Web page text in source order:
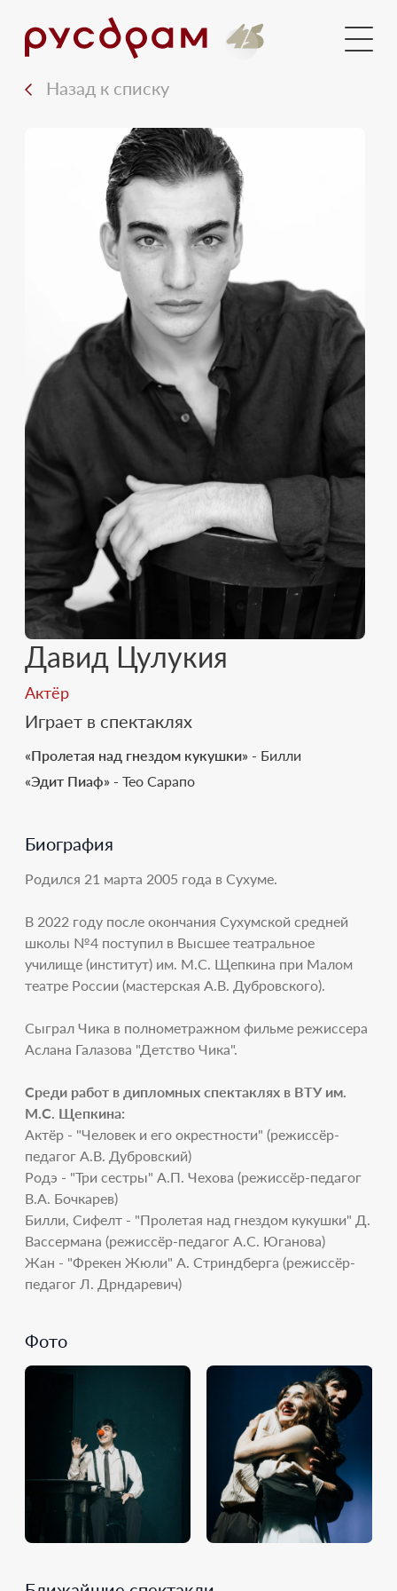
Новости
Документы
Медиа
Контакты
Назад к списку
Давид Цулукия
Актёр
Играет в спектаклях
«Пролетая над гнездом кукушки» - Билли
«Эдит Пиаф» - Тео Сарапо
Биография
Родился 21 марта 2005 года в Сухуме.
В 2022 году после окончания Сухумской средней
школы №4 поступил в Высшее театральное
училище (институт) им. М.С. Щепкина при Малом
театре России (мастерская А.В. Дубровского).
Сыграл Чика в полнометражном фильме режиссера
Аслана Галазова "Детство Чика".
Среди работ в дипломных спектаклях в ВТУ им.
М.С. Щепкина:
Актёр - "Человек и его окрестности" (режиссёр-
педагог А.В. Дубровский)
Родэ - "Три сестры" А.П. Чехова (режиссёр-педагог
В.А. Бочкарев)
Билли, Сифелт - "Пролетая над гнездом кукушки" Д.
Вассермана (режиссёр-педагог А.С. Юганова)
Жан - "Фрекен Жюли" А. Стриндберга (режиссёр-
педагог Л. Дрндаревич)
Фото